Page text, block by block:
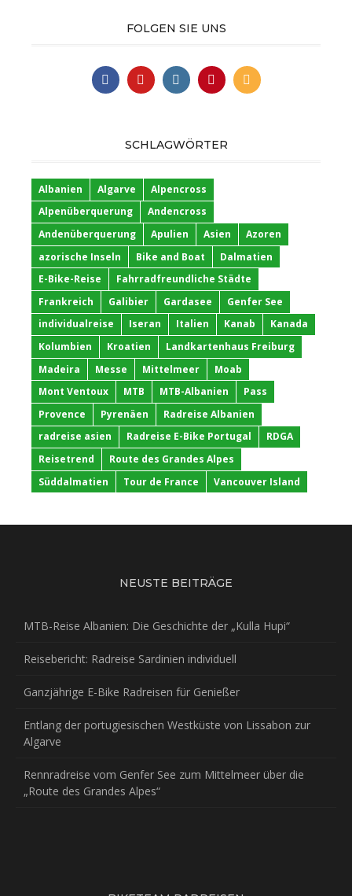
FOLGEN SIE UNS
SCHLAGWÖRTER
Albanien Algarve
Alpencross
Alpenüberquerung
Andencross
Andenüberquerung
Apulien Asien
Azoren
azorische Inseln
Bike and Boat
Dalmatien
E-Bike-Reise
Fahrradfreundliche Städte
Frankreich
Galibier Gardasee
Genfer See
individualreise
Iseran Italien Kanab
Kanada
Kolumbien
Kroatien
Landkartenhaus Freiburg
Madeira
Messe Mittelmeer
Moab
Mont Ventoux
MTB MTB-Albanien
Pass
Provence
Pyrenäen
Radreise Albanien
radreise asien
Radreise E-Bike Portugal
RDGA
Reisetrend
Route des Grandes Alpes
Süddalmatien
Tour de France Vancouver Island
NEUSTE BEITRÄGE
MTB-Reise Albanien: Die Geschichte der „Kulla Hupi“
Reisebericht: Radreise Sardinien individuell
Ganzjährige E-Bike Radreisen für Genießer
Entlang der portugiesischen Westküste von Lissabon zur
Algarve
Rennradreise vom Genfer See zum Mittelmeer über die
„Route des Grandes Alpes“